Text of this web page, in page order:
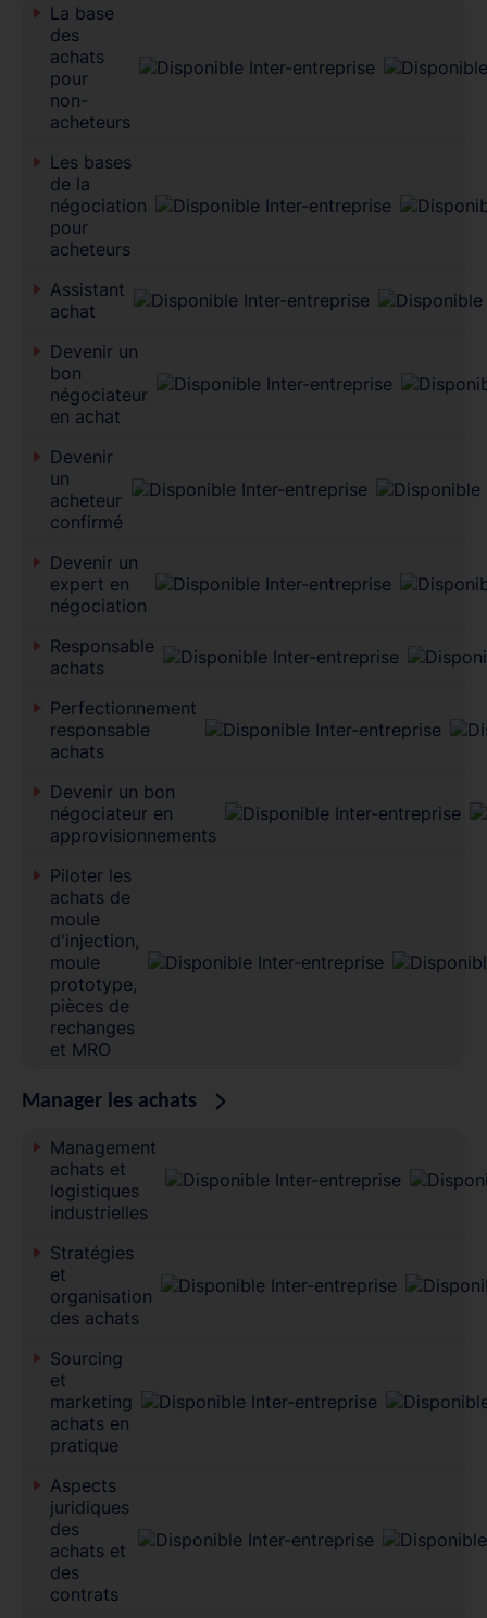
La base
des
achats
pour
non-
acheteurs
Les bases
de la
négociation
pour
acheteurs
Assistant
achat
Devenir un
bon
négociateur
en achat
Devenir
un
acheteur
confirmé
Devenir un
expert en
négociation
Responsable
achats
Perfectionnement
responsable
achats
Devenir un bon
négociateur en
approvisionnements
Piloter les
achats de
moule
d'injection,
moule
prototype,
pièces de
rechanges
et MRO
Manager les achats
Management
achats et
logistiques
industrielles
Stratégies
et
organisation
des achats
Sourcing
et
marketing
achats en
pratique
Aspects
juridiques
des
achats et
des
contrats